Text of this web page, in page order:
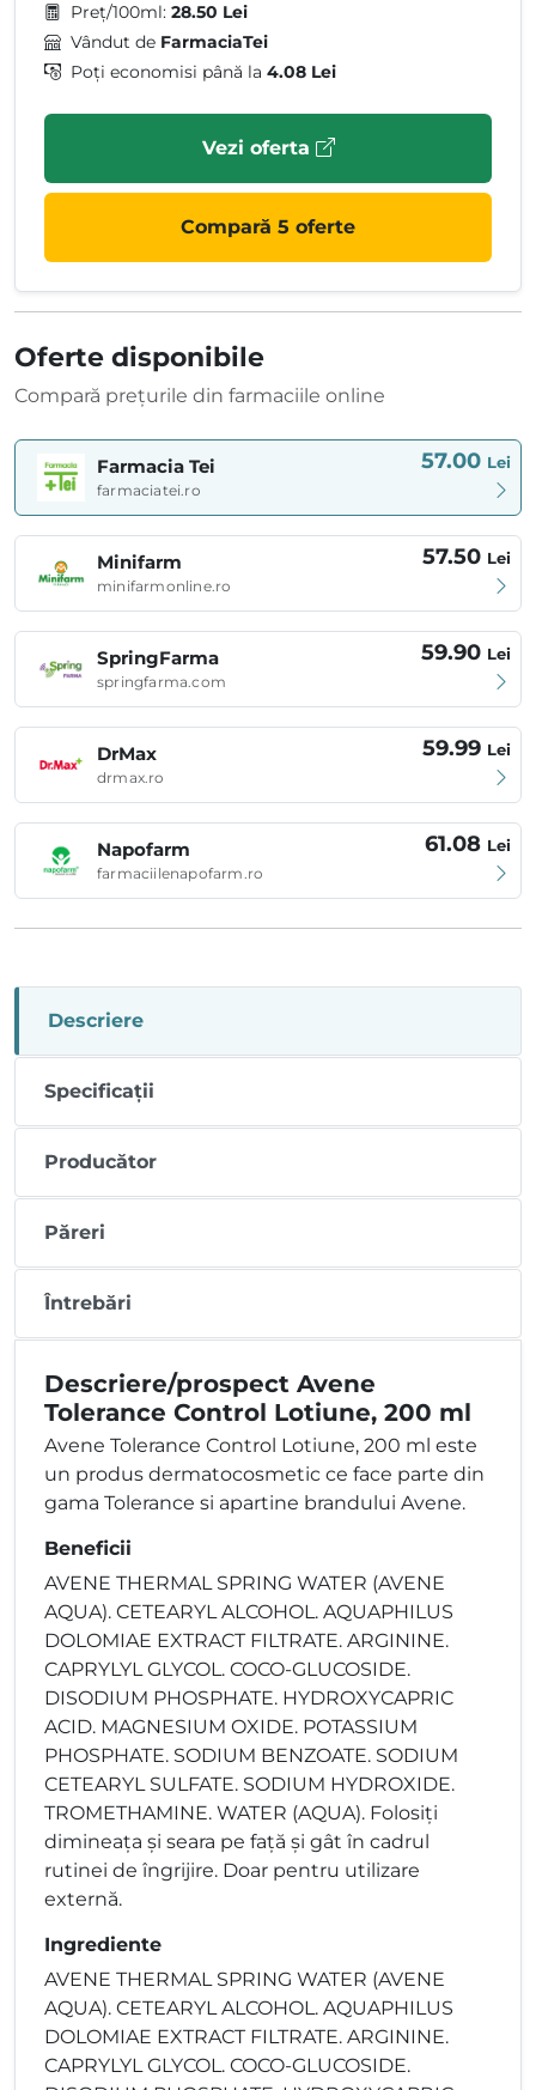
Preț/100ml: 28.50 Lei
Vândut de FarmaciaTei
Poți economisi până la 4.08 Lei
Vezi oferta
Compară 5 oferte
Oferte disponibile
Compară prețurile din farmaciile online
Farmacia Tei
farmaciatei.ro
57.00 Lei
Minifarm
minifarmonline.ro
57.50 Lei
SpringFarma
springfarma.com
59.90 Lei
DrMax
drmax.ro
59.99 Lei
Napofarm
farmaciilenapofarm.ro
61.08 Lei
Descriere
Specificații
Producător
Păreri
Întrebări
Descriere/prospect Avene
Tolerance Control Lotiune, 200 ml
Avene Tolerance Control Lotiune, 200 ml este
un produs dermatocosmetic ce face parte din
gama Tolerance si apartine brandului Avene.
Beneficii
AVENE THERMAL SPRING WATER (AVENE
AQUA). CETEARYL ALCOHOL. AQUAPHILUS
DOLOMIAE EXTRACT FILTRATE. ARGININE.
CAPRYLYL GLYCOL. COCO-GLUCOSIDE.
DISODIUM PHOSPHATE. HYDROXYCAPRIC
ACID. MAGNESIUM OXIDE. POTASSIUM
PHOSPHATE. SODIUM BENZOATE. SODIUM
CETEARYL SULFATE. SODIUM HYDROXIDE.
TROMETHAMINE. WATER (AQUA). Folosiți
dimineața și seara pe față și gât în cadrul
rutinei de îngrijire. Doar pentru utilizare
externă.
Ingrediente
AVENE THERMAL SPRING WATER (AVENE
AQUA). CETEARYL ALCOHOL. AQUAPHILUS
DOLOMIAE EXTRACT FILTRATE. ARGININE.
CAPRYLYL GLYCOL. COCO-GLUCOSIDE.